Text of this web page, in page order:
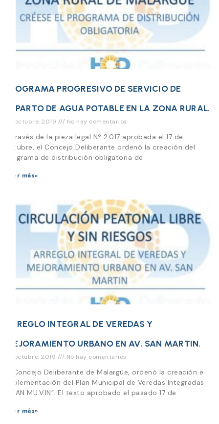
PROGRAMA PROGRESIVO DE SERVICIO DE
REPARTO DE AGUA POTABLE EN LA ZONA RURAL.
25 octubre, 2019 No hay comentarios
A través de la pieza legal Nº 2.017 aprobada el 17 de
octubre, el Concejo Deliberante ordenó la creación del
Programa de distribución obligatoria de
Leer más»
ARREGLO INTEGRAL DE VEREDAS Y
MEJORAMIENTO URBANO EN AV. SAN MARTIN.
23 octubre, 2019 No hay comentarios
El Concejo Deliberante de Malargüe, ordenó la creación e
implementación del Plan Municipal de Veredas Integradas
“PLAN MU.V.IN”. El texto aprobado el pasado 17 de
Leer más»